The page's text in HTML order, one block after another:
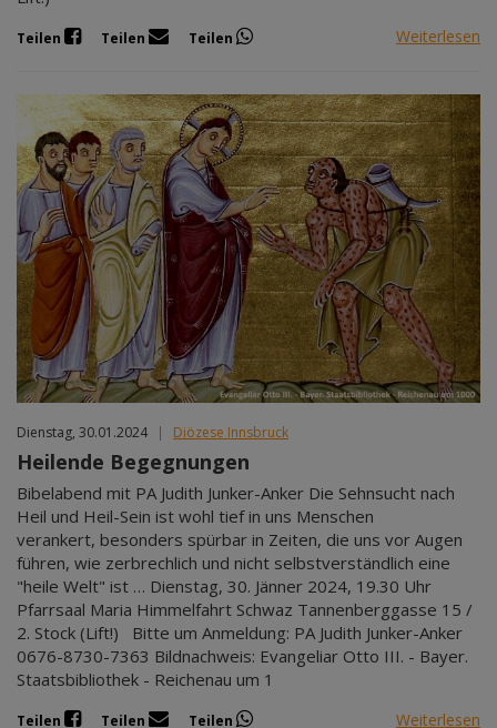
Teilen Teilen Teilen Weiterlesen
Dienstag, 30.01.2024 Diözese Innsbruck
Heilende Begegnungen
Bibelabend mit PA Judith Junker-Anker Die Sehnsucht nach
Heil und Heil-Sein ist wohl tief in uns Menschen
verankert, besonders spürbar in Zeiten, die uns vor Augen
führen, wie zerbrechlich und nicht selbstverständlich eine
"heile Welt" ist … Dienstag, 30. Jänner 2024, 19.30 Uhr
Pfarrsaal Maria Himmelfahrt Schwaz Tannenberggasse 15 /
2. Stock (Lift!) Bitte um Anmeldung: PA Judith Junker-Anker
0676-8730-7363 Bildnachweis: Evangeliar Otto III. - Bayer.
Staatsbibliothek - Reichenau um 1
Teilen Teilen Teilen Weiterlesen